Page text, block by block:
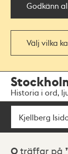
Godkänn
Välj vilka
navigationen
huvudinnehållet
Historia i ord,
Sök
Sökresultat
0 träffar på